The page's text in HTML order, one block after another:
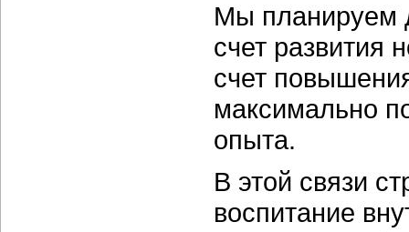
Мы планируем
счет развития
счет
максимально
опыта.
В этой связи
воспитание